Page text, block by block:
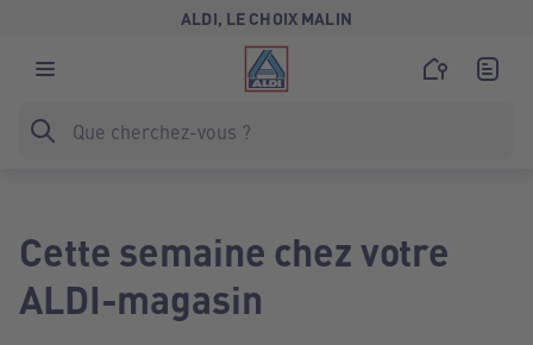
ALDI, LE CHOIX MALIN
Cette semaine chez votre
ALDI-magasin